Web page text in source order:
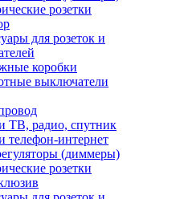
розетки
для розеток и
коробки
выключатели
ТВ, радио, спутник
телефон-интернет
(диммеры)
розетки